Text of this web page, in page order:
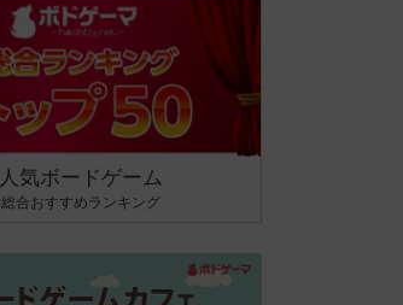
人気ボードゲーム
総合おすすめランキング